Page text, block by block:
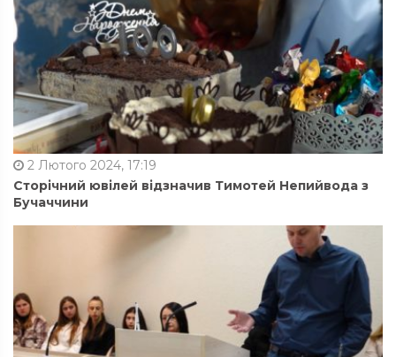
2 Лютого 2024, 17:19
Сторічний ювілей відзначив Тимотей Непийвода з
Бучаччини